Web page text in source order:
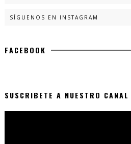
SÍGUENOS EN INSTAGRAM
FACEBOOK
SUSCRIBETE A NUESTRO CANAL